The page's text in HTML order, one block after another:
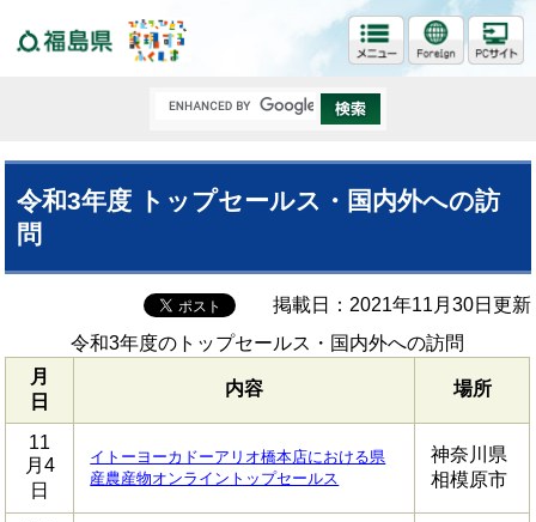
令和3年度 トップセールス・国内外への訪
問
掲載日：2021年11月30日更新
令和3年度のトップセールス・国内外への訪問
月
日
内容 場所
11
月4
日
イトーヨーカドーアリオ橋本店における県
産農産物オンライントップセールス
神奈川県
相模原市